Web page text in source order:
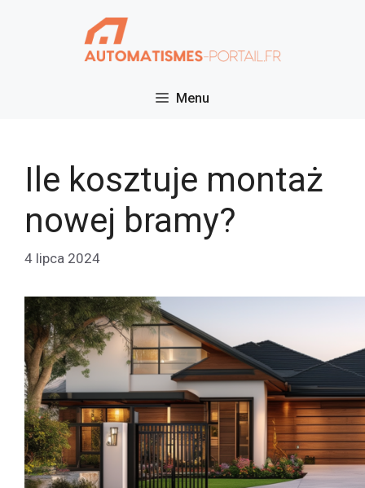
Menu
Ile kosztuje montaż
nowej bramy?
4 lipca 2024